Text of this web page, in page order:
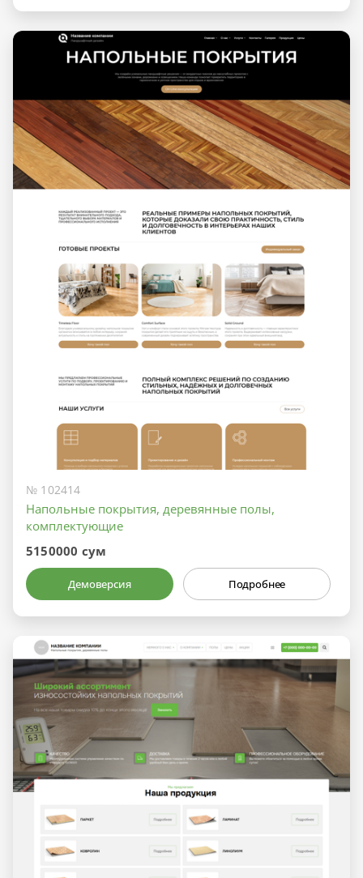
№ 102414
Напольные покрытия, деревянные полы,
комплектующие
5150000 сум
Демоверсия Подробнее